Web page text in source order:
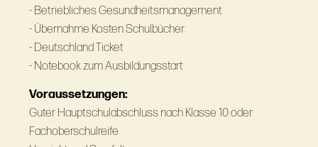
- Betriebliches Gesundheitsmanagement
- Übernahme Kosten Schulbücher
- Deutschland Ticket
- Notebook zum Ausbildungsstart
Voraussetzungen:
Guter Hauptschulabschluss nach Klasse 10 oder
Fachoberschulreife